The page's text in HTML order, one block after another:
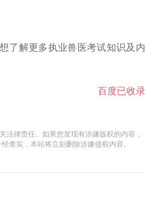
了解更多执业兽医考试知识及内
百度已收录
律责任。如果您发现有涉嫌版权的内容，
查实，本站将立刻删除涉嫌侵权内容。